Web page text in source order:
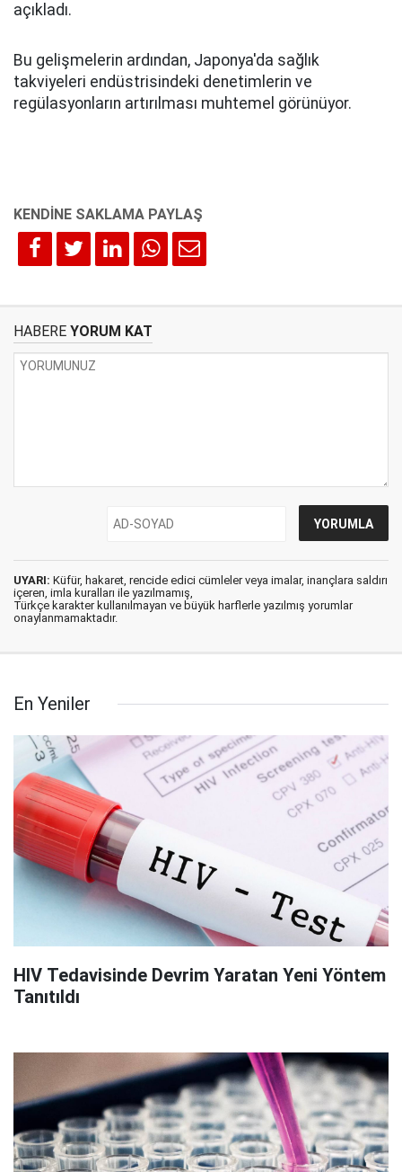
açıkladı.
Bu gelişmelerin ardından, Japonya'da sağlık
takviyeleri endüstrisindeki denetimlerin ve
regülasyonların artırılması muhtemel görünüyor.
HABERE YORUM KAT
UYARI: Küfür, hakaret, rencide edici cümleler veya imalar, inançlara saldırı
içeren, imla kuralları ile yazılmamış,
Türkçe karakter kullanılmayan ve büyük harflerle yazılmış yorumlar
onaylanmamaktadır.
En Yeniler
HIV Tedavisinde Devrim Yaratan Yeni Yöntem
Tanıtıldı